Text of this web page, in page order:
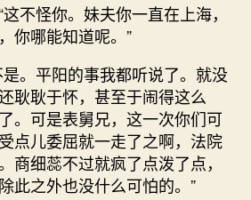
怪你。妹夫你一直在上海，
你哪能知道呢。”
。平阳的事我都听说了。就没
耿耿于怀，甚至于闹得这么
。可是表舅兄，这一次你们可
点儿委屈就一走了之啊，法院
商细蕊不过就疯了点泼了点，
此之外也没什么可怕的。”